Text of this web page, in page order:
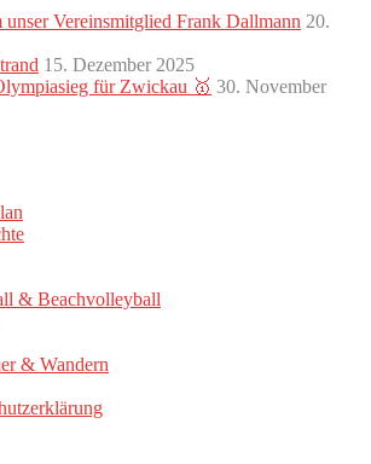
unser Vereinsmitglied Frank Dallmann 20.
15. Dezember 2025
für Zwickau 🥇 30. November
& Beachvolleyball
& Wandern